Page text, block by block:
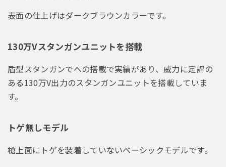
表面の仕上げはダークブラウンカラーです。
130万Vスタンガンユニットを搭載
盾型スタンガンでへの搭載で実績があり、威力に定評の
ある130万V出力のスタンガンユニットを搭載していま
す。
トゲ無しモデル
槍上面にトゲを装着していないベーシックモデルです。